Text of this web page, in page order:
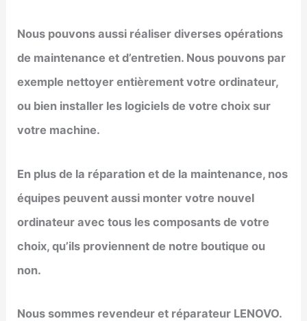
Nous pouvons aussi réaliser diverses opérations
de maintenance et d’entretien. Nous pouvons par
exemple nettoyer entièrement votre ordinateur,
ou bien installer les logiciels de votre choix sur
votre machine.
En plus de la réparation et de la maintenance, nos
équipes peuvent aussi monter votre nouvel
ordinateur avec tous les composants de votre
choix, qu’ils proviennent de notre boutique ou
non.
Nous sommes revendeur et réparateur LENOVO.